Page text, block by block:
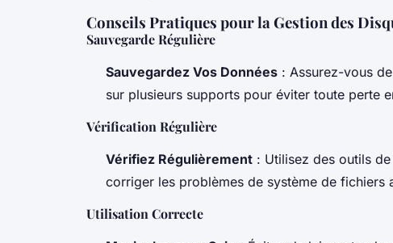
Conseils Pratiques pour la Gestion des
Sauvegarde Régulière
Sauvegardez Vos Données : Assurez-vous
sur plusieurs supports pour éviter toute perte
Vérification Régulière
Vérifiez Régulièrement : Utilisez des outils
corriger les problèmes de système de fichiers
Utilisation Correcte